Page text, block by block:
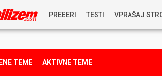
PREBERI TESTI VPRAŠAJ
KOSTJA
TEME AKTIVNE TEME